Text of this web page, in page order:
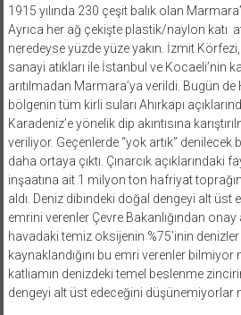
1915 yılında 230 çeşit balık olan
Ayrıca her ağ çekişte plastik/naylon katı
neredeyse yüzde yüze yakın. İzmit
sanayi atıkları ile İstanbul ve Kocaeli’nin
arıtılmadan Marmara’ya verildi. Bugün
bölgenin tüm kirli suları Ahırkapı
Karadeniz’e yönelik dip akıntısına
veriliyor. Geçenlerde “yok artık” denilecek
daha ortaya çıktı. Çınarcık
inşaatına ait 1 milyon ton hafriyat
aldı. Deniz dibindeki doğal dengeyi alt üst
emrini verenler Çevre Bakanlığından
havadaki temiz oksijenin %75’inin
kaynaklandığını bu emri verenler bilmiyor
katliamın denizdeki temel beslenme
dengeyi alt üst edeceğini düşünemiyorlar